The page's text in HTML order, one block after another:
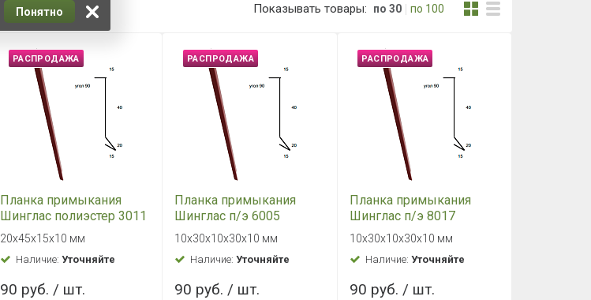
Показывать товары: по 30 по 100
РАСПРОДАЖА
Планка примыкания
Шинглас полиэстер 3011
красный 20*45*15*10 (р)
20х45х15х10 мм
Наличие:Уточняйте
90 руб. / шт.
РАСПРОДАЖА
Планка примыкания
Шинглас п/э 6005
зеленая 10*30*10*30*10
прям(р)
10х30х10х30х10 мм
Наличие:Уточняйте
90 руб. / шт.
РАСПРОДАЖА
Планка примыкания
Шинглас п/э 8017
коричневая
10*30*10*30*10 прям(р)
10х30х10х30х10 мм
Наличие: Уточняйте
90 руб. / шт.
Понятно